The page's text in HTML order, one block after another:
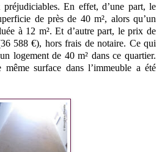
préjudiciables. En effet, d’une part, le
de près de 40 m², alors qu’un
à 12 m². Et d’autre part, le prix de
588 €), hors frais de notaire. Ce qui
logement de 40 m² dans ce quartier.
surface dans l’immeuble a été